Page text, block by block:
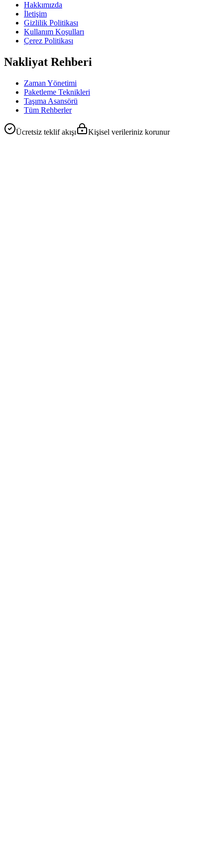
Hakkımızda
İletişim
Gizlilik Politikası
Kullanım Koşulları
Çerez Politikası
Nakliyat Rehberi
Zaman Yönetimi
Paketleme Teknikleri
Taşıma Asansörü
Tüm Rehberler
Ücretsiz teklif akışı Kişisel verileriniz korunur